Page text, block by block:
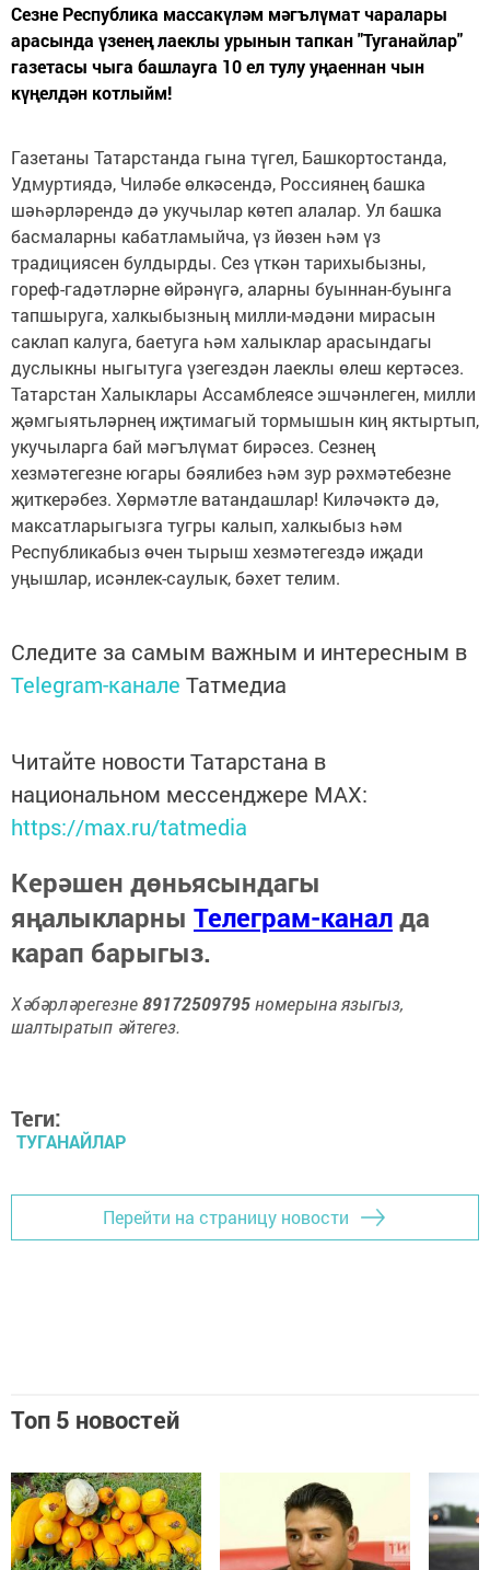
Сезне Республика массакүләм мәгълүмат чаралары
арасында үзенең лаеклы урынын тапкан "Туганайлар"
газетасы чыга башлауга 10 ел тулу уңаеннан чын
күңелдән котлыйм!
Газетаны Татарстанда гына түгел, Башкортостанда,
Удмуртиядә, Чиләбе өлкәсендә, Россиянең башка
шәһәрләрендә дә укучылар көтеп алалар. Ул башка
басмаларны кабатламыйча, үз йөзен һәм үз
традициясен булдырды. Сез үткән тарихыбызны,
гореф-гадәтләрне өйрәнүгә, аларны буыннан-буынга
тапшыруга, халкыбызның милли-мәдәни мирасын
саклап калуга, баетуга һәм халыклар арасындагы
дуслыкны ныгытуга үзегездән лаеклы өлеш кертәсез.
Татарстан Халыклары Ассамблеясе эшчәнлеген, милли
җәмгыятьләрнең иҗтимагый тормышын киң яктыртып,
укучыларга бай мәгълүмат бирәсез. Сезнең
хезмәтегезне югары бәялибез һәм зур рәхмәтебезне
җиткерәбез. Хөрмәтле ватандашлар! Киләчәктә дә,
максатларыгызга тугры калып, халкыбыз һәм
Республикабыз өчен тырыш хезмәтегездә иҗади
уңышлар, исәнлек-саулык, бәхет телим.
Следите за самым важным и интересным в
Telegram-канале Татмедиа
Читайте новости Татарстана в
национальном мессенджере MАХ:
https://max.ru/tatmedia
Керәшен дөньясындагы
яңалыкларны Телеграм-каналда
карап барыгыз.
Хәбәрләрегезне89172509795номерына языгыз,
шалтыратып әйтегез.
Теги:
ТУГАНАЙЛАР
Перейти на страницу новости
Топ 5 новостей